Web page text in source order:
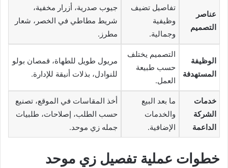
عناصر
التصميم
تفاصيل تضيف
وظيفية
وجمالية.
جيوب صدرية، أزرار مخفية،
شريط مطاطي في الخصر، شعار
مطرز.
الوظيفة
المستهدفة
التصميم يختلف
حسب طبيعة
العمل.
مريول طويل للطهاة، قمصان بولو
للنوادل، بذلات أنيقة للإدارة.
خدمات
الشركة
الداعمة
ما بعد البيع
والخدمات
الإضافية.
أخذ المقاسات في الموقع، تصنيع
حسب الطلب، إصلاحات، طلبيات
جمله زي موحد.
خطوات عملية تفصيل زي موحد